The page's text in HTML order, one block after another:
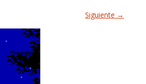
Siguiente →